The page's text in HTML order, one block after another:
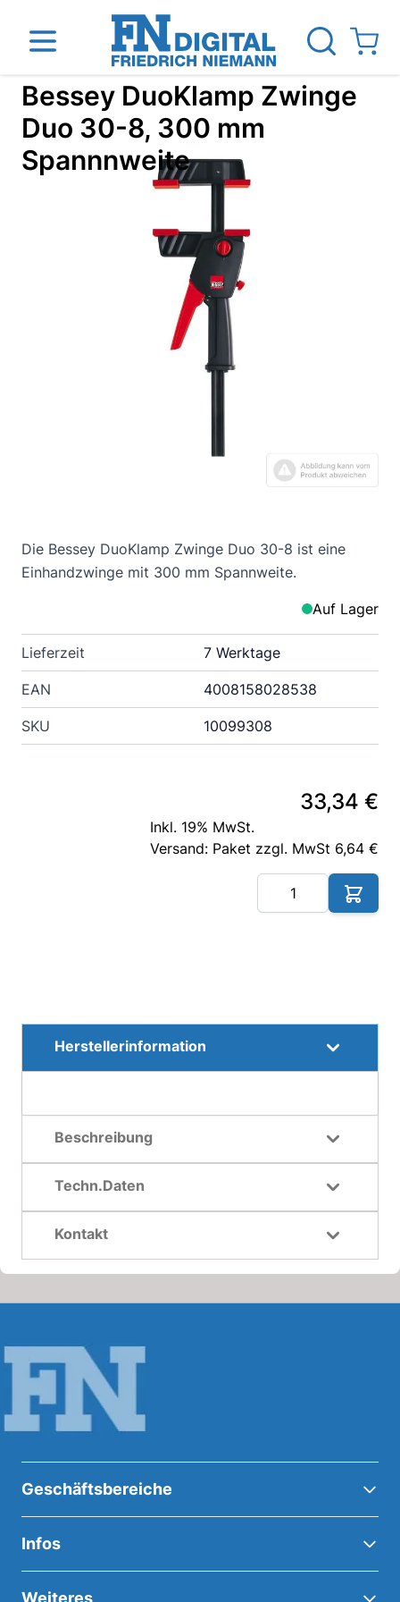
Direkt zum Inhalt
Das Unternehmen
View
Bessey DuoKlamp Zwinge
Duo 30-8, 300 mm
Spannnweite
Die Bessey DuoKlamp Zwinge Duo 30-8 ist eine
Einhandzwinge mit 300 mm Spannweite.
Auf Lager
Lieferzeit 7 Werktage
EAN 4008158028538
SKU 10099308
33,34 €
Inkl. 19% MwSt.
Versand: Paket zzgl. MwSt 6,64 €
Herstellerinformation
Beschreibung
Techn.Daten
Kontakt
Geschäftsbereiche
Infos
Weiteres